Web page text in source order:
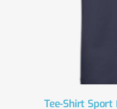
Tee-Shirt Sport